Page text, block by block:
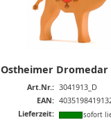
Ostheimer
Art.Nr.: 3041913_D
EAN:
Lieferzeit:
sofort